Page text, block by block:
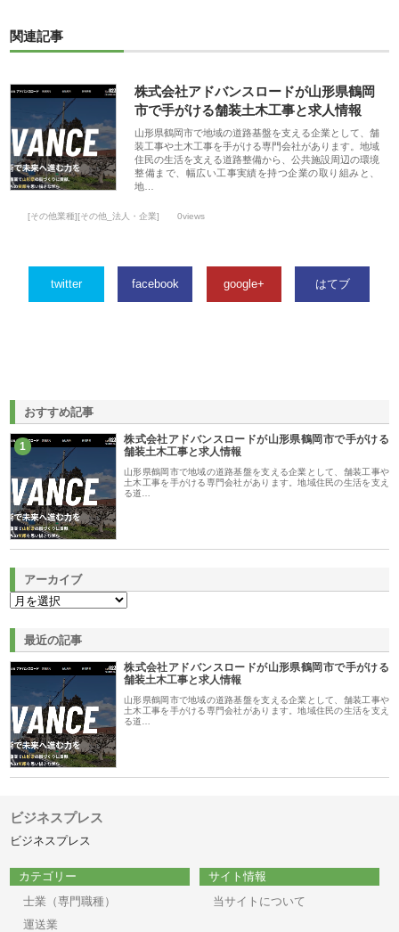
関連記事
株式会社アドバンスロードが山形県鶴岡
市で手がける舗装土木工事と求人情報
山形県鶴岡市で地域の道路基盤を支える企業として、舗
装工事や土木工事を手がける専門会社があります。地域
住民の生活を支える道路整備から、公共施設周辺の環境
整備まで、幅広い工事実績を持つ企業の取り組みと、
地…
[その他業種][その他_法人・企業] 0views
twitter facebook google+ はてブ
おすすめ記事
1
株式会社アドバンスロードが山形県鶴岡市で手がける
舗装土木工事と求人情報
山形県鶴岡市で地域の道路基盤を支える企業として、舗装工事や
土木工事を手がける専門会社があります。地域住民の生活を支え
る道…
アーカイブ
最近の記事
株式会社アドバンスロードが山形県鶴岡市で手がける
舗装土木工事と求人情報
山形県鶴岡市で地域の道路基盤を支える企業として、舗装工事や
土木工事を手がける専門会社があります。地域住民の生活を支え
る道…
ビジネスプレス
ビジネスプレス
カテゴリー
士業（専門職種）
運送業
サイト情報
当サイトについて